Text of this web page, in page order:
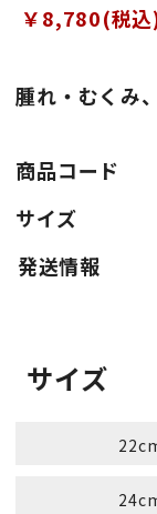
腫れ・むくみ
￥8,780(税込
商品コード
サイズ
サイズ